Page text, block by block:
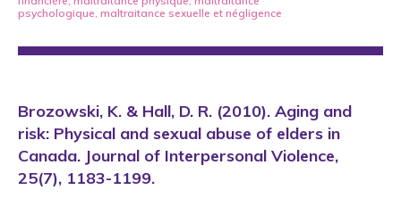
psychologique, maltraitance sexuelle et négligence
Brozowski, K. & Hall, D. R. (2010). Aging and
risk: Physical and sexual abuse of elders in
Canada. Journal of Interpersonal Violence,
25(7), 1183-1199.